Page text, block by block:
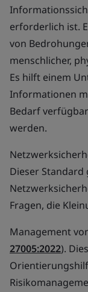
erforderlich ist.
von
menschlicher,
Es hilft einem
Informationen
Bedarf
werden.
Dieser
Fragen, die
Management
27005:2022).